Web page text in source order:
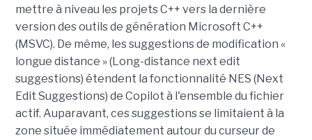
mettre à niveau les projets C++ vers la dernière
version des outils de génération Microsoft C++
(MSVC). De même, les suggestions de modification «
longue distance » (Long-distance next edit
suggestions) étendent la fonctionnalité NES (Next
Edit Suggestions) de Copilot à l'ensemble du fichier
actif. Auparavant, ces suggestions se limitaient à la
zone située immédiatement autour du curseur de